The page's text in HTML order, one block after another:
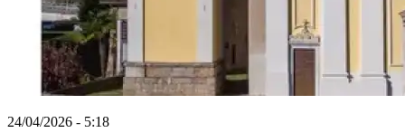
24/04/2026 - 5:18